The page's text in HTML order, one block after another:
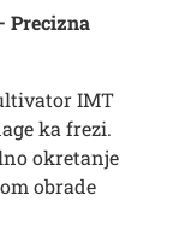
Precizna
IMT
ka frezi.
okretanje
obrade